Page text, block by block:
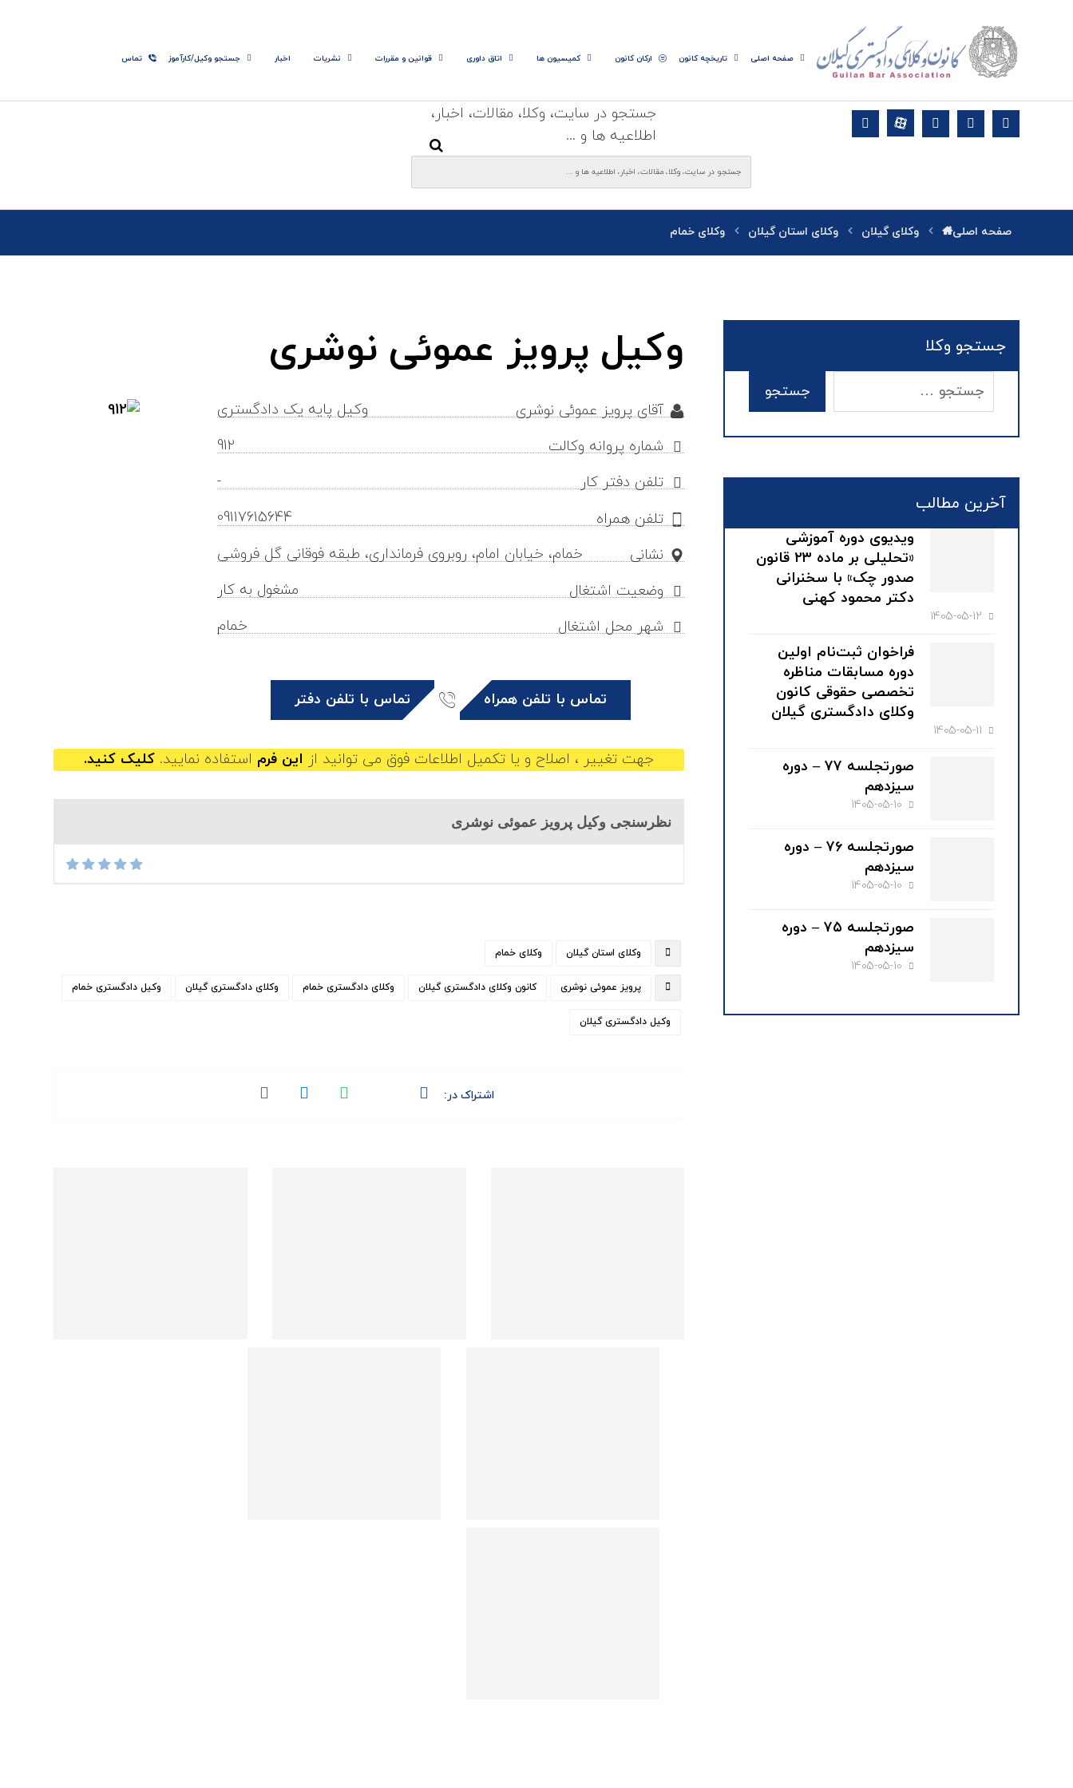
صفحه اصلی تاریخچه کانون ارکان کانون کمیسیون ها اتاق داوری قوانین و مقررات نشریات اخبار جستجو وکیل/کارآموز تماس
جستجو در سایت، وکلا، مقالات، اخبار،
اطلاعیه ها و ...
صفحه اصلی وکلای گیلان وکلای استان گیلان وکلای خمام
وکیل پرویز عموئی نوشری
آقای پرویز عموئی نوشری
وکیل پایه یک دادگستری
شماره پروانه وکالت
912
تلفن دفتر کار
-
تلفن همراه
09117615644
نشانی
خمام، خیابان امام، روبروی فرمانداری، طبقه فوقانی گل فروشی
وضعیت اشتغال
مشغول به کار
شهر محل اشتغال
خمام
تماس با تلفن همراه تماس با تلفن دفتر
جهت تغییر ، اصلاح و یا تکمیل اطلاعات فوق می توانید از این فرم استفاده نمایید. کلیک کنید.
نظرسنجی وکیل پرویز عموئی نوشری
وکلای استان گیلان وکلای خمام
پرویز عموئی نوشری کانون وکلای دادگستری گیلان وکلای دادگستری خمام وکلای دادگستری گیلان وکیل دادگستری خمام
وکیل دادگستری گیلان
جستجو وکلا
آخرین مطالب
ویدیوی دوره آموزشی
«تحلیلی بر ماده ۲۳ قانون
صدور چک» با سخنرانی
دکتر محمود کهنی
1405-05-12
فراخوان ثبت‌نام اولین
دوره مسابقات مناظره
تخصصی حقوقی کانون
وکلای دادگستری گیلان
1405-05-11
صورتجلسه ۷۷ – دوره
سیزدهم
1405-05-10
صورتجلسه ۷۶ – دوره
سیزدهم
1405-05-10
صورتجلسه ۷۵ – دوره
سیزدهم
1405-05-10